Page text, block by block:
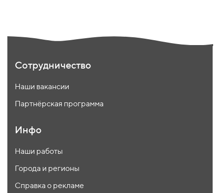
Сотрудничество
Наши вакансии
Партнёрская программа
Инфо
Наши работы
Города и регионы
Справка о рекламе